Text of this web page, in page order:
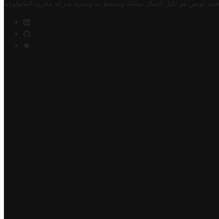
تونس هو دليل أعمال تملكه وتحتفظ به وتديره شركة مخزن التكنولوجيا